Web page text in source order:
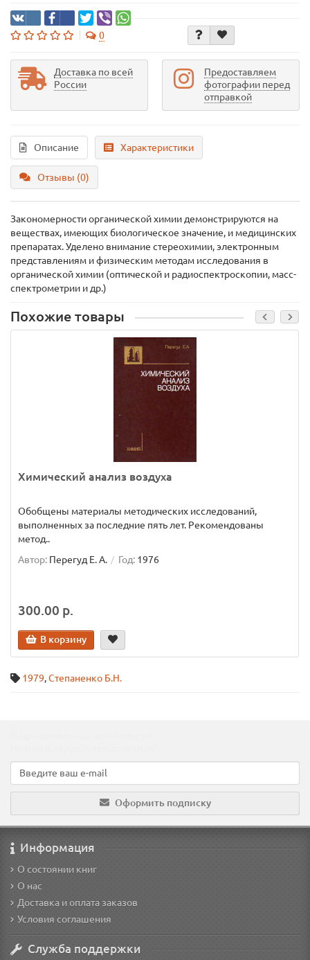
0
Доставка по всей
России
Предоставляем
фотографии перед
отправкой
Описание Характеристики
Отзывы (0)
Закономерности органической химии демонстрируются на
веществах, имеющих биологическое значение, и медицинских
препаратах. Уделено внимание стереохимии, электронным
представлениям и физическим методам исследования в
органической химии (оптической и радиоспектроскопии, масс-
спектрометрии и др.)
Похожие товары
Химический анализ воздуха
Обобщены материалы методических исследований,
выполненных за последние пять лет. Рекомендованы
метод..
Автор: Перегуд Е. А. Год: 1976
300.00 р.
В корзину
1979,Степаненко Б.Н.
Оформить подписку
Информация
О состоянии книг
О нас
Доставка и оплата заказов
Условия соглашения
Служба поддержки